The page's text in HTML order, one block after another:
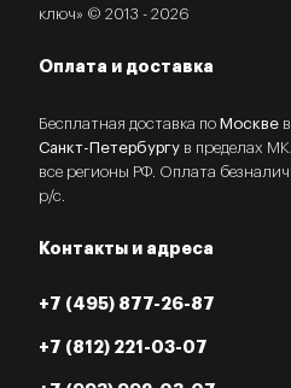
ключ» © 2013 - 2026
Оплата и доставка
Бесплатная доставка по Москве
Санкт-Петербургу в пределах
все регионы РФ. Оплата
р/с.
Контакты и адреса
+7 (495) 877-26-87
+7 (812) 221-03-07